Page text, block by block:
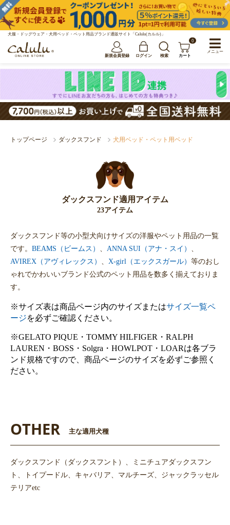
犬服・ドッグウェア・犬用ベッド・ペット用品ブランド通販サイト「Calulu(カルル)」
新規会員登録 ログイン 検索
0
カート
トップページ ダックスフンド 犬用ベッド・ペット用ベッド
ダックスフンド適用アイテム
23アイテム
ダックスフンド等の小型犬向けサイズの洋服やペット用品の一覧
です。 BEAMS（ビームス） ANNA SUI（アナ・スイ）
AVIREX（アヴィレックス）
X-girl（エックスガール） 等のおし
ゃれでかわいいブランド公式のペット用品を数多く揃えておりま
す。
※サイズ表は商品ページ内のサイズまたはサイズ一覧ペ
ージを必ずご確認ください。
※GELATO PIQUE・TOMMY HILFIGER・RALPH
LAUREN・BOSS・Solgra・HOWLPOT・LOARは各ブラ
ンド規格ですので、商品ページのサイズを必ずご参照く
ださい。
OTHER 主な適用犬種
ダックスフンド（ダックスフント）、ミニチュアダックスフン
ト、トイプードル、キャバリア、マルチーズ、ジャックラッセル
テリアetc
メニュー